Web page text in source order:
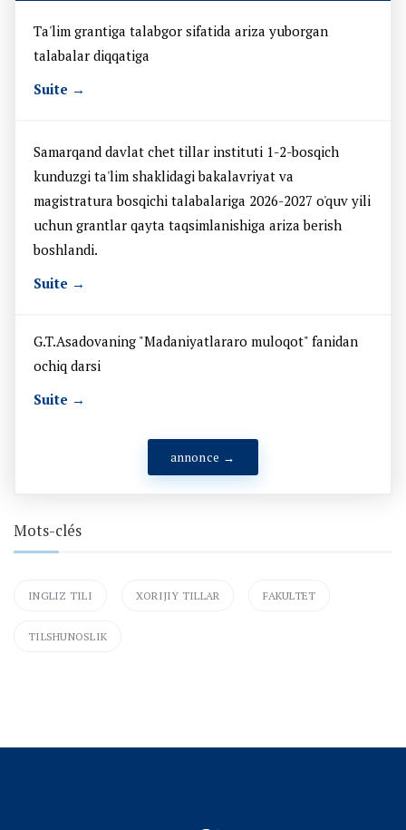
Ta'lim grantiga talabgor sifatida ariza yuborgan
talabalar diqqatiga
Suite →
Samarqand davlat chet tillar instituti 1-2-bosqich
kunduzgi ta'lim shaklidagi bakalavriyat va
magistratura bosqichi talabalariga 2026-2027 o'quv yili
uchun grantlar qayta taqsimlanishiga ariza berish
boshlandi.
Suite →
G.T.Asadovaning "Madaniyatlararo muloqot" fanidan
ochiq darsi
Suite →
annonce →
Mots-clés
INGLIZ TILI XORIJIY TILLAR FAKULTET
TILSHUNOSLIK